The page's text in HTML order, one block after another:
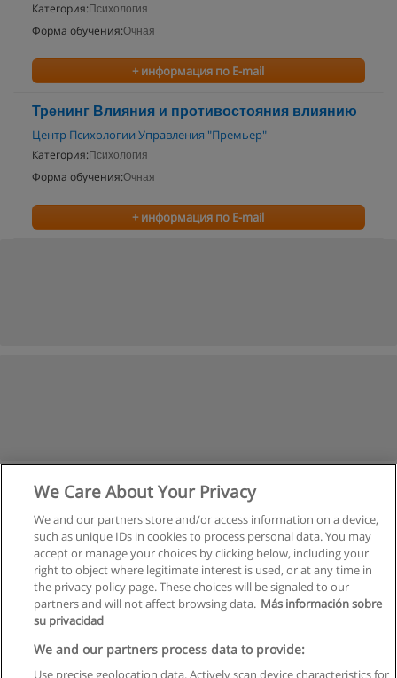
Категория: Психология
Форма обучения:Очная
+ информация по E-mail
Тренинг Влияния и противостояния влиянию
Центр Психологии Управления "Премьер"
Категория: Психология
Форма обучения:Очная
+ информация по E-mail
Правила пользования
We Care About Your Privacy
We and our partners store and/or access information on a device,
such as unique IDs in cookies to process personal data. You may
accept or manage your choices by clicking below, including your
right to object where legitimate interest is used, or at any time in
the privacy policy page. These choices will be signaled to our
partners and will not affect browsing data. Más información sobre
su privacidad
We and our partners process data to provide:
Use precise geolocation data. Actively scan device characteristics for